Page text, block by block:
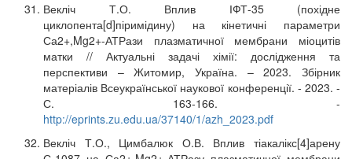
Векліч Т.О. Вплив ІФТ-35 (похідне
циклопента[d]піримідину) на кінетичні параметри
Са2+,Mg2+-АТРази плазматичної мембрани міоцитів
матки // Актуальні задачі хімії: дослідження та
перспективи – Житомир, Україна. – 2023. Збірник
матеріалів Всеукраїнської наукової конференції. - 2023. -
С. 163-166. -
http://eprints.zu.edu.ua/37140/1/azh_2023.pdf
Векліч Т.О., Цимбалюк О.В. Вплив тіакалікс[4]арену